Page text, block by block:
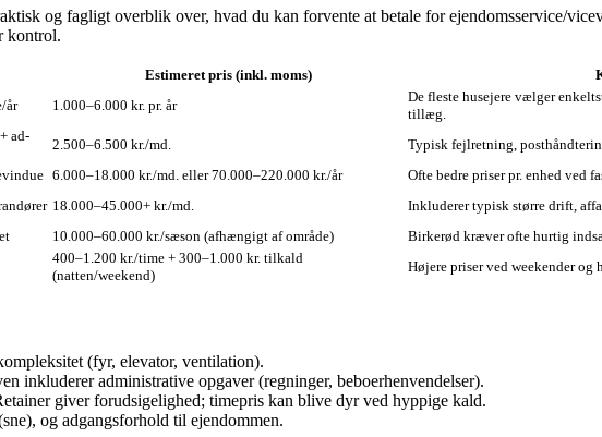
og fagligt overblik over, hvad du kan forvente at betale for ejendomsservice/
kontrol.
Estimeret pris (inkl. moms)
år 1.000–6.000 kr. pr. år
De fleste husejere vælger
tillæg.
ad-
2.500–6.500 kr./md.
Typisk fejlretning,
6.000–18.000 kr./md. eller 70.000–220.000 kr./år
Ofte bedre priser pr. enhed ved
18.000–45.000+ kr./md.
Inkluderer typisk større drift,
10.000–60.000 kr./sæson (afhængigt af område)
Birkerød kræver ofte hurtig
400–1.200 kr./time + 300–1.000 kr. tilkald
(natten/weekend)
Højere priser ved weekender
(fyr, elevator, ventilation).
inkluderer administrative opgaver (regninger, beboerhenvendelser).
giver forudsigelighed; timepris kan blive dyr ved hyppige kald.
og adgangsforhold til ejendommen.